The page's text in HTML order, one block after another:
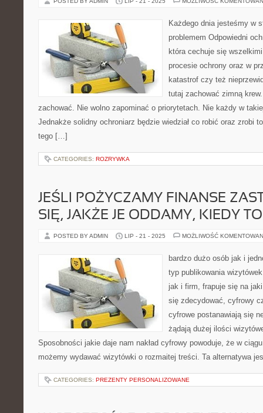
Każdego dnia jesteśmy w
problemem Odpowiedni
która cechuje się
procesie ochrony oraz w
katastrof czy też
tutaj zachować zimną
zachować. Nie wolno zapominać o priorytetach. Nie każdy w
Jednakże solidny ochroniarz będzie wiedział co robić oraz zrobi
tego […]
CATEGORIES: ROZRYWKA
JEŚLI POŻYCZAMY FINANSE
SIĘ, JAKŻE JE ODDAMY, KIEDY
POSTED BY ADMIN LIP - 21 - 2025 MOŻLIWOŚĆ
bardzo dużo osób jak i
typ publikowania
jak i firm, frapuje się na
się zdecydować, cyfrowy
cyfrowe postanawiają się
żądają dużej ilości
Sposobności jakie daje nam nakład cyfrowy powoduje, że w
możemy wydawać wizytówki o rozmaitej treści. Ta alternatywa
CATEGORIES: PREZENTY PERSONALIZOWANE